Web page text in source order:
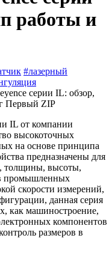
работы и
#лазерный
IL от компании
высокоточных
на основе принципа
предназначены для
толщины, высоты,
промышленных
скорости измерений,
данная серия
как машиностроение,
компонентов
размеров в